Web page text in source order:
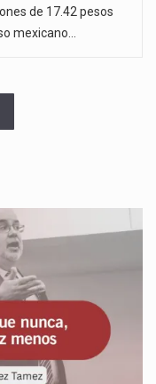
de 17.42 pesos
mexicano…